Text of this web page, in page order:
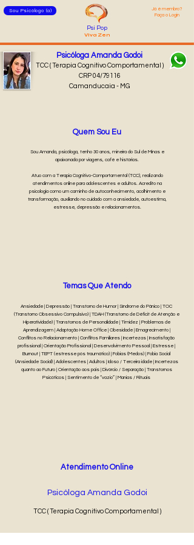
Sou Psicólogo (a)
Já é membro?
Faça o Login
Psi Pop
Viva Zen
Psicóloga Amanda Godoi
TCC ( Terapia Cognitivo Comportamental )
CRP 04/79116
Camanducaia - MG
Quem Sou Eu
Sou Amanda, psicóloga, tenho 30 anos, mineira do Sul de Minas e
apaixonada por viagens, café e histórias.
Atuo com a Terapia Cognitivo-Comportamental (TCC), realizando
atendimentos online para adolescentes e adultos. Acredito na
psicologia como um caminho de autoconhecimento, acolhimento e
transformação, auxiliando no cuidado com a ansiedade, autoestima,
estresse, depressão e relacionamentos.
Ansiedade | Depressão | Transtorno de Humor | Síndrome do Pânico | TOC
(Transtorno Obsessivo Compulsivo) | TDAH (Transtorno de Déficit de Atenção e
Hiperatividade) | Transtornos de Personalidade | Timidez | Problemas de
Aprendizagem | Adaptação Home Office | Obesidade | Emagrecimento |
Conflitos no Relacionamento | Conflitos Familiares | Incertezas | Insatisfação
profissional | Orientação Profissional | Desenvolvimento Pessoal | Estresse |
Burnout | TEPT (estresse pós traumático) | Fobias (Medos) | Fobia Social
(Ansiedade Social) | Adolescentes | Adultos | Idoso / Terceira idade | Incertezas
quanto ao Futuro | Orientação aos pais | Divórcio / Separação | Transtornos
Psicóticos | Sentimento de “vazio” | Manias / Rituais
Temas Que Atendo
Atendimento Online
Psicóloga Amanda Godoi
TCC ( Terapia Cognitivo Comportamental )
50 min